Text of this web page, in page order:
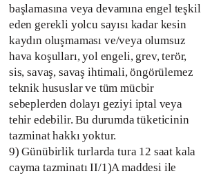
başlamasına veya devamına engel teşkil
eden gerekli yolcu sayısı kadar kesin
kaydın oluşmaması ve/veya olumsuz
hava koşulları, yol engeli, grev, terör,
sis, savaş, savaş ihtimali, öngörülemez
teknik hususlar ve tüm mücbir
sebeplerden dolayı geziyi iptal veya
tehir edebilir. Bu durumda tüketicinin
tazminat hakkı yoktur.
9) Günübirlik turlarda tura 12 saat kala
cayma tazminatı II/1)A maddesi ile